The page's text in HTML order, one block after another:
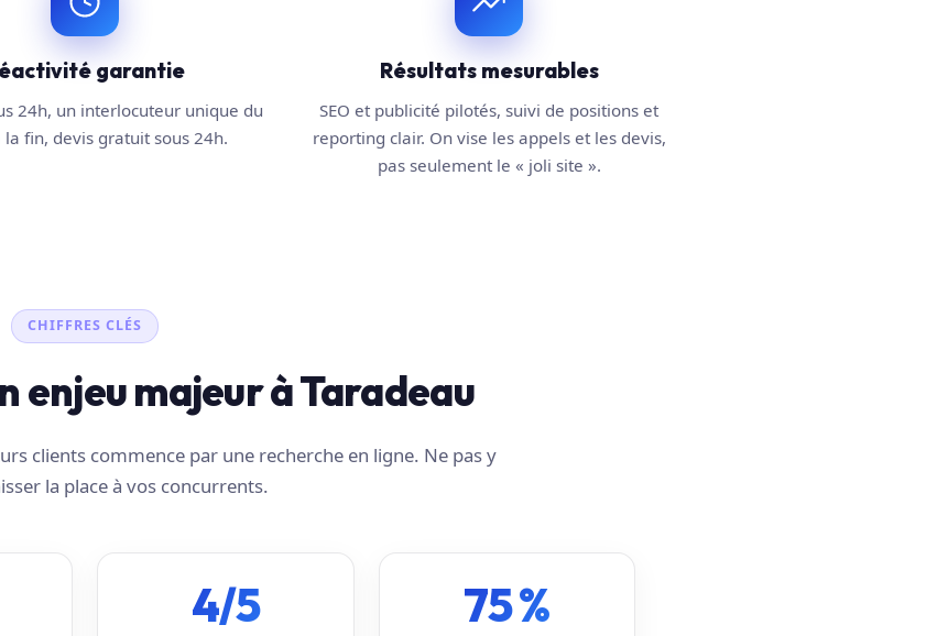
garantie
24h, un interlocuteur unique du
la fin, devis gratuit sous 24h.
Résultats mesurables
SEO et publicité pilotés, suivi de positions et
reporting clair. On vise les appels et les devis,
pas seulement le « joli site ».
CHIFFRES CLÉS
enjeu majeur à Taradeau
clients commence par une recherche en ligne. Ne pas y
la place à vos concurrents.
4/5 75 %